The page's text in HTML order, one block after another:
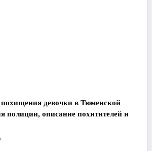
похищения девочки в Тюменской
полиции, описание похитителей и